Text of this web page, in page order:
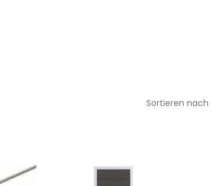
Sortieren nach